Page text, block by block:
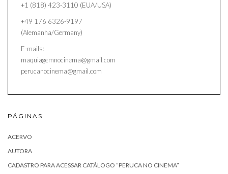
+1 (818) 423-3110 (EUA/USA)
+49 176 6326-9197
(Alemanha/Germany)
E-mails:
maquiagemnocinema@gmail.com
perucanocinema@gmail.com
PÁGINAS
ACERVO
AUTORA
CADASTRO PARA ACESSAR CATÁLOGO “PERUCA NO CINEMA”